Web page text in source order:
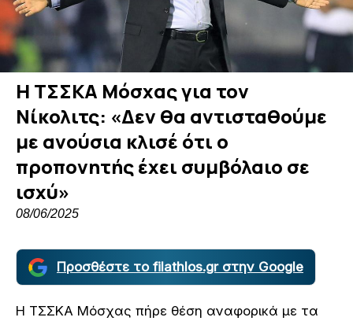
Η ΤΣΣΚΑ Μόσχας για τον
Νίκολιτς: «Δεν θα αντισταθούμε
με ανούσια κλισέ ότι ο
προπονητής έχει συμβόλαιο σε
ισχύ»
08/06/2025
Προσθέστε το filathlos.gr στην Google
Η ΤΣΣΚΑ Μόσχας πήρε θέση αναφορικά με τα